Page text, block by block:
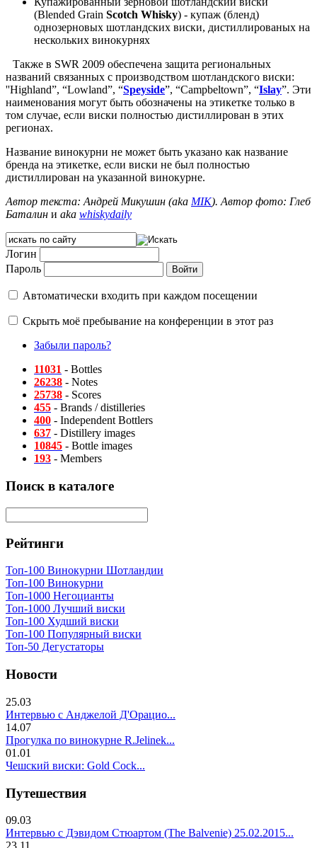
(Blended Grain Scotch Whisky) - купаж (бленд)
однозерновых шотландских виски, дистиллированых на
нескольких винокурнях
Также в SWR 2009 обеспечена защита региональных
названий связанных с производством шотландского виски:
''Highland”, “Lowland”, “Speyside”, “Campbeltown”, “Islay”. Эти
наименования могут быть обозначены на этикетке только в
том случае, если виски полностью дистиллирован в этих
регионах.
Название винокурни не может быть указано как название
бренда на этикетке, если виски не был полностью
дистиллирован на указанной винокурне.
Автор текста: Андрей Микушин (aka MIK). Автор фото: Глеб
Баталин и aka whiskydaily
Логин
Пароль
Автоматически входить при каждом посещении
Скрыть моё пребывание на конференции в этот раз
Забыли пароль?
11031 - Bottles
26238 - Notes
25738 - Scores
455 - Brands / distilleries
400 - Independent Bottlers
637 - Distillery images
10845 - Bottle images
193 - Members
Поиск в каталоге
Рейтинги
Топ-100 Винокурни Шотландии
Топ-100 Винокурни
Топ-1000 Негоцианты
Топ-1000 Лучший виски
Топ-100 Худший виски
Топ-100 Популярный виски
Топ-50 Дегустаторы
Новости
25.03
Интервью с Анджелой Д'Орацио...
14.07
Прогулка по винокурне R.Jelinek...
01.01
Чешский виски: Gold Cock...
Путешествия
09.03
Интервью с Дэвидом Стюартом (The Balvenie) 25.02.2015...